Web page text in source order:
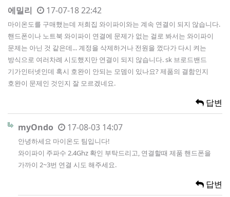
에밀리 17-07-18 22:42
마이온도를 구매했는데 저희집 와이파이와는 계속 연결이 되지 않습니다.
핸드폰이나 노트북 와이파이 연결에 문제가 없는 걸로 봐서는 와이파이
문제는 아닌 것 같은데... 계정을 삭제하거나 전원을 껐다가 다시 켜는
방식으로 여러차례 시도했지만 연결이 되지 않습니다. sk 브로드밴드
기가인터넷인데 혹시 호완이 안되는 모뎀이 있나요? 제품의 결함인지
호완이 문제인 것인지 잘 모르겠네요.
답변
myOndo 17-08-03 14:07
안녕하세요 마이온도 팀입니다!
와이파이 주파수 2.4Ghz 확인 부탁드리고, 연결할때 제품 핸드폰을
가까이 2~3번 연결 시도 해주세요.
답변